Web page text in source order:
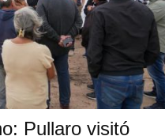
Pullaro visitó